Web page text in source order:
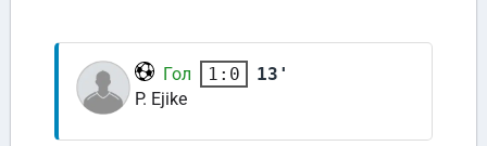
Гол 1:0
13'
P. Ejike